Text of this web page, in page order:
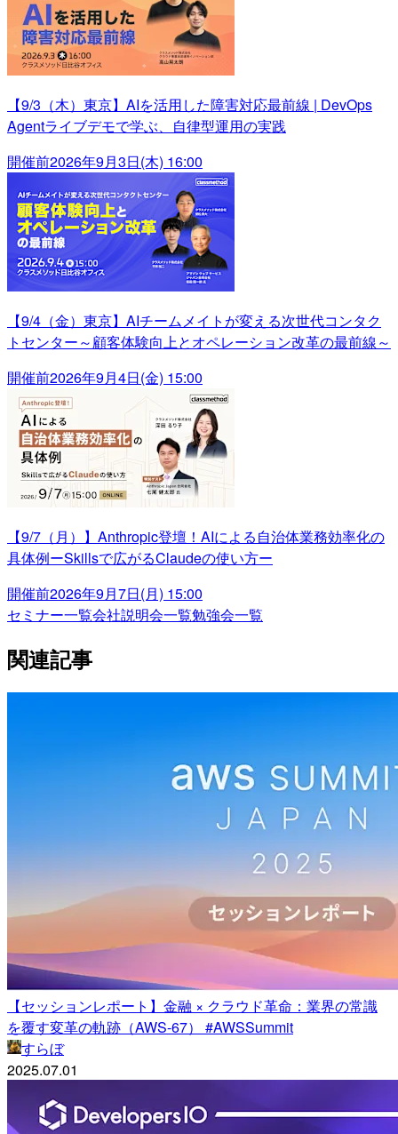
【9/3（木）東京】AIを活用した障害対応最前線 | DevOps
Agentライブデモで学ぶ、自律型運用の実践
開催前2026年9月3日(木) 16:00
【9/4（金）東京】AIチームメイトが変える次世代コンタク
トセンター～顧客体験向上とオペレーション改革の最前線～
開催前2026年9月4日(金) 15:00
【9/7（月）】Anthropic登壇！AIによる自治体業務効率化の
具体例ーSkillsで広がるClaudeの使い方ー
開催前2026年9月7日(月) 15:00
セミナー一覧会社説明会一覧勉強会一覧
関連記事
【セッションレポート】金融 × クラウド革命：業界の常識
を覆す変革の軌跡（AWS-67） #AWSSummit
すらぼ
2025.07.01